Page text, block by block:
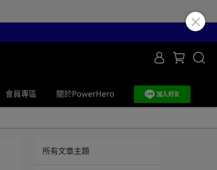
會員專區 關於PowerHero
所有文章主題